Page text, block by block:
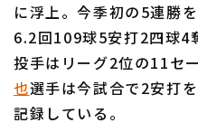
に浮上。今季初の5連勝
6.2回109球5安打2四球4
投手はリーグ2位の11セ
也選手は今試合で2安打
記録している。